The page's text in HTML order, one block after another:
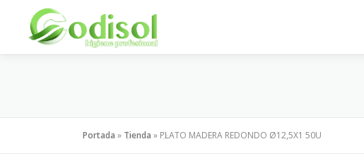
contenido
Portada » Tienda » PLATO MADERA REDONDO Ø12,5X1 50U